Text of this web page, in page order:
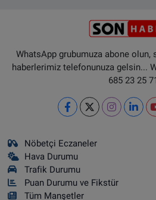
WhatsApp grubumuza abone olun,
haberlerimiz telefonunuza gelsin...
685 23 25
Nöbetçi Eczaneler
Hava Durumu
Trafik Durumu
Puan Durumu ve Fikstür
Tüm Manşetler